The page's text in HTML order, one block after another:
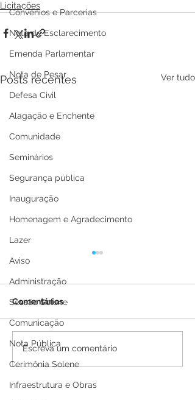
Convênios e Parcerias
Nota de Esclarecimento
Emenda Parlamentar
Nota de Pesar
Defesa Civil
Alagação e Enchente
Comunidade
Seminários
Segurança pública
Inauguração
Homenagem e Agradecimento
Lazer
Aviso
Administração
Sessão Solene
Comunicação
Nota Pública
Cerimônia Solene
Infraestrutura e Obras
Licitações
Posts recentes Ver tudo
PE N°016/2025 - AVISO
DE ADIAMENTO
Comentários
Escreva um comentário